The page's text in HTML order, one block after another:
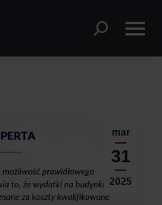
mar
31
2025